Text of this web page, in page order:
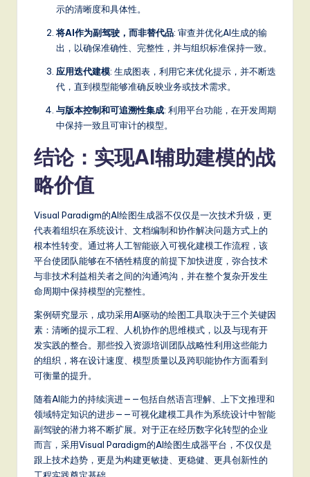
示的清晰度和具体性。
将AI作为副驾驶，而非替代品: 审查并优化AI生成的输
出，以确保准确性、完整性，并与组织标准保持一致。
应用迭代建模: 生成图表，利用它来优化提示，并不断迭
代，直到模型能够准确反映业务或技术需求。
与版本控制和可追溯性集成: 利用平台功能，在开发周期
中保持一致且可审计的模型。
结论：实现AI辅助建模的战
略价值
Visual Paradigm的AI绘图生成器不仅仅是一次技术升级，更
代表着组织在系统设计、文档编制和协作解决问题方式上的
根本性转变。通过将人工智能嵌入可视化建模工作流程，该
平台使团队能够在不牺牲精度的前提下加快进度，弥合技术
与非技术利益相关者之间的沟通鸿沟，并在整个复杂开发生
命周期中保持模型的完整性。
案例研究显示，成功采用AI驱动的绘图工具取决于三个关键因
素：清晰的提示工程、人机协作的思维模式，以及与现有开
发实践的整合。那些投入资源培训团队战略性利用这些能力
的组织，将在设计速度、模型质量以及跨职能协作方面看到
可衡量的提升。
随着AI能力的持续演进——包括自然语言理解、上下文推理和
领域特定知识的进步——可视化建模工具作为系统设计中智能
副驾驶的潜力将不断扩展。对于正在经历数字化转型的企业
而言，采用Visual Paradigm的AI绘图生成器平台，不仅仅是
跟上技术趋势，更是为构建更敏捷、更稳健、更具创新性的
工程实践奠定基础。